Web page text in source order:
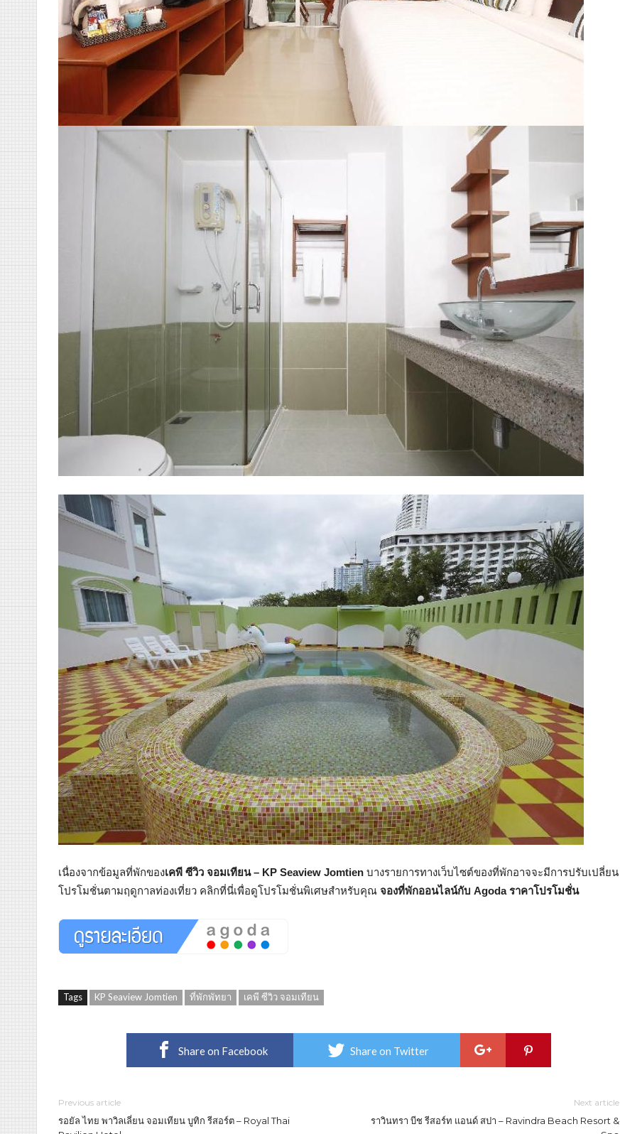
เนื่องจากข้อมูลที่พักของเคพี ซีวิว จอมเทียน – KP Seaview Jomtien บางรายการทางเว็บไซต์ของที่พักอาจจะมีการปรับเปลี่ยน
โปรโมชั่นตามฤดูกาลท่องเที่ยว คลิกที่นี่เพื่อดูโปรโมชั่นพิเศษสำหรับคุณ จองที่พักออนไลน์กับ Agoda ราคาโปรโมชั่น
Tags KP Seaview Jomtien ที่พักพัทยา เคพี ซีวิว จอมเทียน
Share on Facebook Share on Twitter
Previous article
รอยัล ไทย พาวิลเลี่ยน จอมเทียน บูทิก รีสอร์ต – Royal Thai
Next article
ราวินทรา บีช รีสอร์ท แอนด์ สปา – Ravindra Beach Resort &